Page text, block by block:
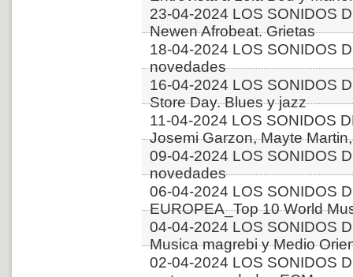
23-04-2024 LOS SONIDOS
Newen Afrobeat. Grietas
18-04-2024 LOS SONIDOS
novedades
16-04-2024 LOS SONIDOS
Store Day. Blues y jazz
11-04-2024 LOS SONIDOS
Josemi Garzon, Mayte
09-04-2024 LOS SONIDOS
novedades
06-04-2024 LOS SONIDOS
EUROPEA_Top 10 World
04-04-2024 LOS SONIDOS
Musica magrebi y Medio
02-04-2024 LOS SONIDOS